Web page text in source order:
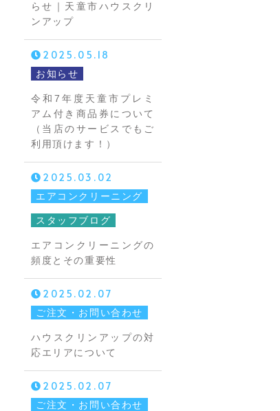
らせ｜天童市ハウスクリ
ンアップ
2025.05.18
お知らせ
令和7年度天童市プレミ
アム付き商品券について
（当店のサービスでもご
利用頂けます！）
2025.03.02
エアコンクリーニング
スタッフブログ
エアコンクリーニングの
頻度とその重要性
2025.02.07
ご注文・お問い合わせ
ハウスクリンアップの対
応エリアについて
2025.02.07
ご注文・お問い合わせ